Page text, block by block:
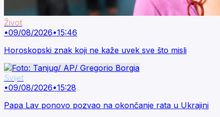
Život
•09/08/2026•15:46
Horoskopski znak koji ne kaže uvek sve što misli
Svijet
•09/08/2026•15:28
Papa Lav ponovo pozvao na okončanje rata u Ukrajini